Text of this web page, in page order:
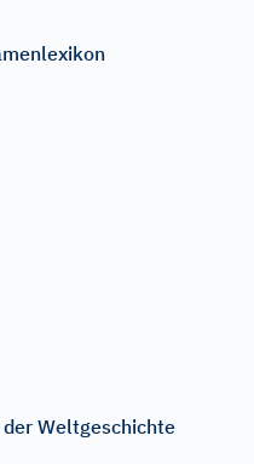
Weltgeschichte